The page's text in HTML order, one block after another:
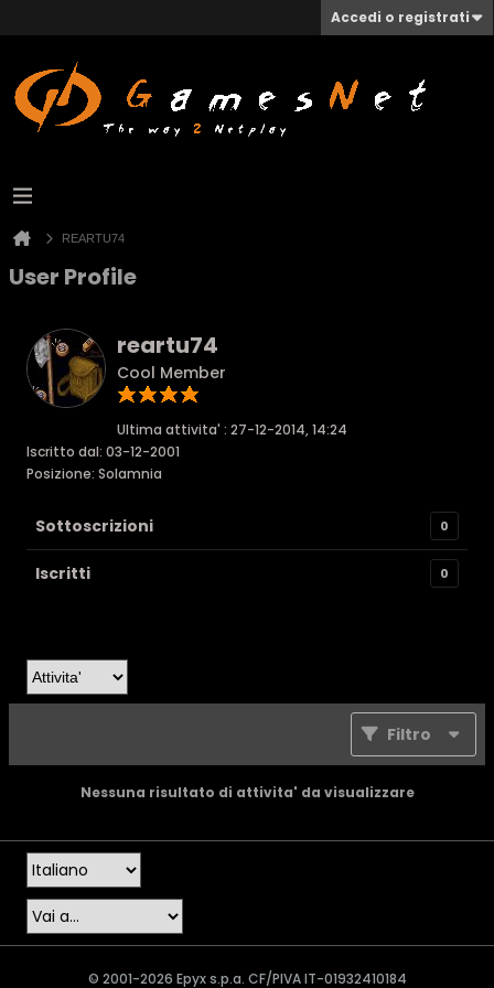
Accedi o registrati
REARTU74
User Profile
reartu74
Cool Member
Ultima attivita' : 27-12-2014, 14:24
Iscritto dal: 03-12-2001
Posizione: Solamnia
Sottoscrizioni 0
Iscritti 0
Filtro
Nessuna risultato di attivita' da visualizzare
© 2001-2026 Epyx s.p.a. CF/PIVA IT-01932410184